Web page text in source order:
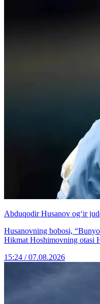
Abduqodir Husanov og‘ir
Husanovning bobosi,
Hikmat Hoshimovning otasi
15:24 / 07.08.2026